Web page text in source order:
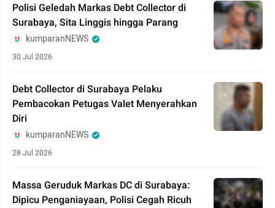
Polisi Geledah Markas Debt Collector di
Surabaya, Sita Linggis hingga Parang
kumparanNEWS
30 Jul 2026
Debt Collector di Surabaya Pelaku
Pembacokan Petugas Valet Menyerahkan
Diri
kumparanNEWS
28 Jul 2026
Massa Geruduk Markas DC di Surabaya:
Dipicu Penganiayaan, Polisi Cegah Ricuh